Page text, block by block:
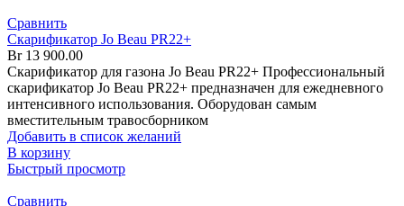
Сравнить
Скарификатор Jo Beau PR22+
Br13 900.00
Скарификатор для газона Jo Beau PR22+ Профессиональный
скарификатор Jo Beau PR22+ предназначен для ежедневного
интенсивного использования. Оборудован самым
вместительным травосборником
Добавить в список желаний
В корзину
Быстрый просмотр
Сравнить